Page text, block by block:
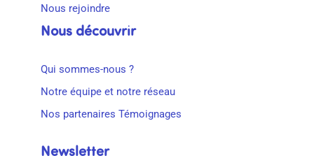
Nous rejoindre
Nous découvrir
Qui sommes-nous ?
Notre équipe et notre réseau
Nos partenaires Témoignages
Newsletter